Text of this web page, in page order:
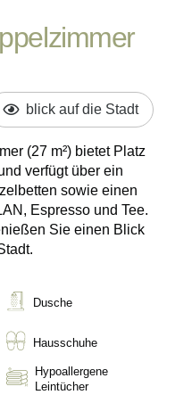
blick auf die Stadt
(27 m²) bietet Platz
verfügt über ein
sowie einen
Espresso und Tee.
Sie einen Blick
Dusche
Hausschuhe
Hypoallergene
Leintücher